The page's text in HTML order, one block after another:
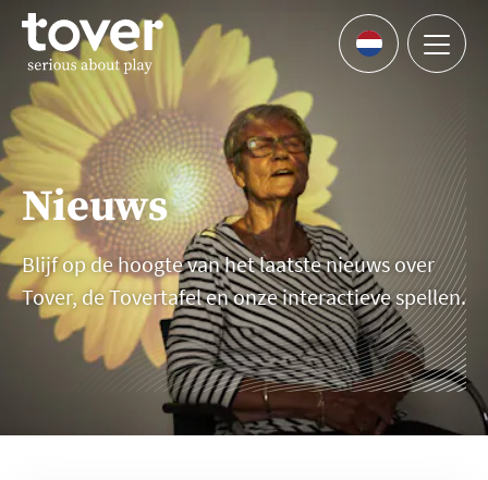
Ga naar hoofdinhoud
Languages
Menu
Nieuws
Blijf op de hoogte van het laatste nieuws over
Tover, de Tovertafel en onze interactieve spellen.